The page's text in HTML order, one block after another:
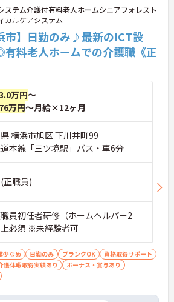
ステム介護付有料老人ホームシニアフォレスト
カルケアシステム
市】日勤のみ♪最新のICT設
料老人ホームでの介護職《正
万円～
万円～月給×12ヶ月
横浜市旭区 下川井町99
本線「三ツ境駅」バス・車6分
正職員)
員初任者研修（ホームヘルパー2
必須 ※未経験者可
少なめ 日勤のみ ブランクOK
資格取得サポート
護休暇取得実績あり
ボーナス・賞与あり